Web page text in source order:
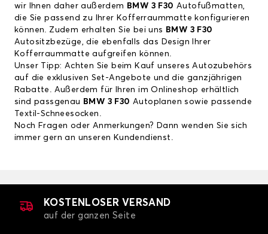
wir Ihnen daher außerdem BMW 3 F30 Autofußmatten,
die Sie passend zu Ihrer Kofferraummatte konfigurieren
können. Zudem erhalten Sie bei uns BMW 3 F30
Autositzbezüge, die ebenfalls das Design Ihrer
Kofferraummatte aufgreifen können.
Unser Tipp: Achten Sie beim Kauf unseres Autozubehörs
auf die exklusiven Set-Angebote und die ganzjährigen
Rabatte. Außerdem für Ihren im Onlineshop erhältlich
sind passgenau BMW 3 F30 Autoplanen sowie passende
Textil-Schneesocken.
Noch Fragen oder Anmerkungen? Dann wenden Sie sich
immer gern an unseren Kundendienst.
KOSTENLOSER VERSAND
auf der ganzen Seite